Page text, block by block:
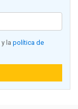
y la política de